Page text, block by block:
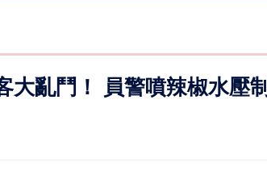
採購」大逆轉！ 證實慈濟買BNT遭詐10...
大亂鬥！ 員警噴辣椒水壓制